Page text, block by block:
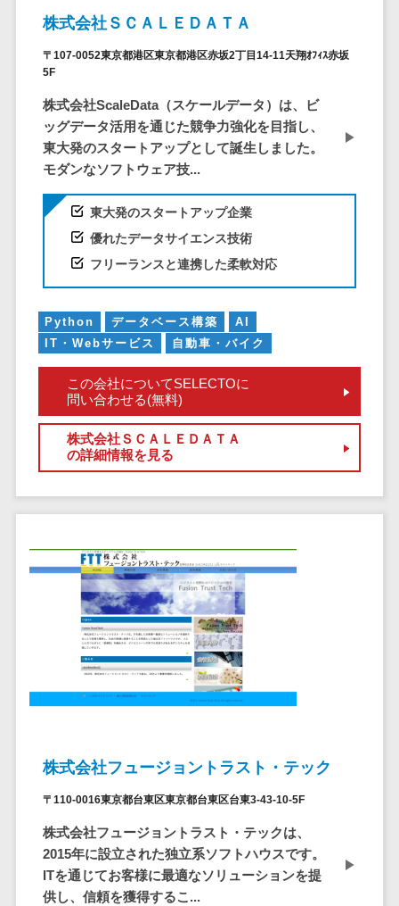
通話録音・解析システム>
チャットボット> FAQシステム>
オンラインストレージ（ファイル
共有）>
ファイル転送サービス>
会議効率化ツール>
ナレッジ共有ツール>
ビジネスチャット>
デジタルサイネージソフト>
オンライン校正ツール>
グループウェア>
プロジェクト管理ツール>
電子証明書サービス
電子証明書サービス>
データセンター>
クローニングツール>
データセンター監視自動化>
クラウドバックアップ>
IoT空調制御>
IT資産管理ツール>
SaaS管理ツール>
ステム
販売管理シス
SFAツール
CRMツール
セールス
DX（SFA/MA）
遠隔接客ツー
ル
オンライン商
談ツール
セールスイネ
ーブルメントツ
ール
名刺管理サー
ビス
インサイドセ
ールス代行サー
ビス
マーケティン
グ
メール配信シ
デジタル資産
管理システム
商品情報管理
システム
チケット管理
システム
SNSキャンペ
テム
広告効果測定
リード獲得ツ
ール
DM発送サービ
株式会社ＳＣＡＬＥＤＡＴＡ
〒107-0052東京都港区東京都港区赤坂2丁目14-11天翔ｵﾌｨｽ赤坂
5F
株式会社ScaleData（スケールデータ）は、ビ
ッグデータ活用を通じた競争力強化を目指し、
東大発のスタートアップとして誕生しました。
モダンなソフトウェア技...
東大発のスタートアップ企業
優れたデータサイエンス技術
フリーランスと連携した柔軟対応
Python データベース構築
AI
IT・Webサービス
自動車・バイク
この会社についてSELECTOに
問い合わせる(無料)
株式会社ＳＣＡＬＥＤＡＴＡ
の詳細情報を見る
株式会社フュージョントラスト・テック
〒110-0016東京都台東区東京都台東区台東3-43-10-5F
株式会社フュージョントラスト・テックは、
2015年に設立された独立系ソフトハウスです。
ITを通じてお客様に最適なソリューションを提
供し、信頼を獲得するこ...